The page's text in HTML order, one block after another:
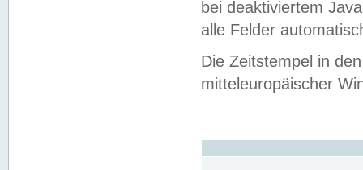
bei deaktiviertem
alle Felder
Die Zeitstempel in
mitteleuropäischer